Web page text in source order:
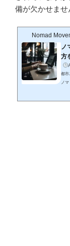
備が欠かせませ
Nomad
ノ
方
都市
ノ